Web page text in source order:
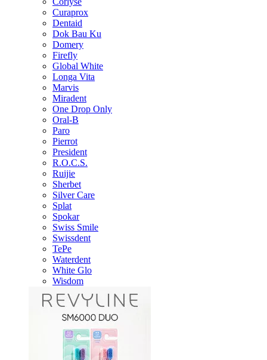
Curaprox
Dentaid
Dok Bau Ku
Domery
Firefly
Global White
Longa Vita
Marvis
Miradent
One Drop Only
Oral-B
Paro
Pierrot
President
R.O.C.S.
Ruijie
Sherbet
Silver Care
Splat
Spokar
Swiss Smile
Swissdent
TePe
Waterdent
White Glo
Wisdom